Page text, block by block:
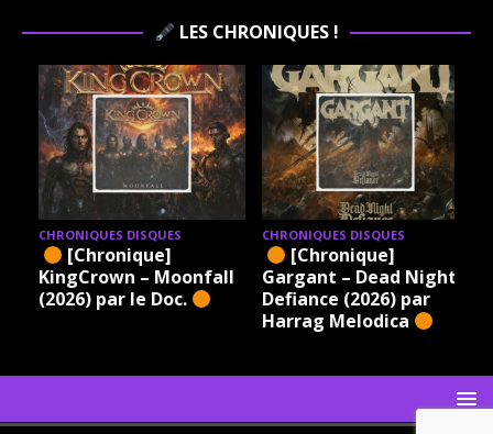
LES CHRONIQUES !
CHRONIQUES DISQUES
[Chronique]
KingCrown – Moonfall
(2026) par le Doc.
CHRONIQUES DISQUES
[Chronique]
Gargant – Dead Night
Defiance (2026) par
Harrag Melodica